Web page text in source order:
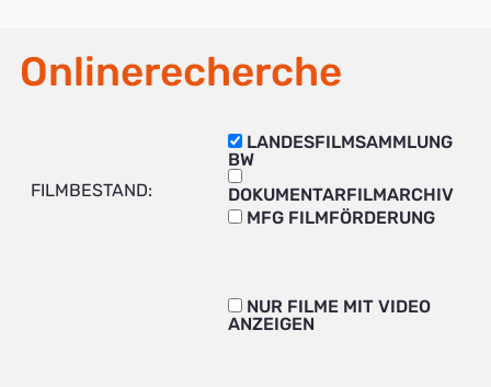
Onlinerecherche
FILMBESTAND:
LANDESFILMSAMMLUNG
BW
DOKUMENTARFILMARCHIV
MFG FILMFÖRDERUNG
NUR FILME MIT VIDEO
ANZEIGEN